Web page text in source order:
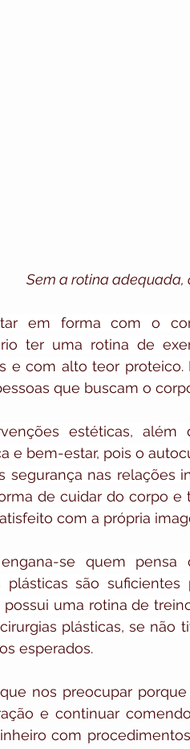
Sem a rotina adequada,
em forma com o
ter uma rotina de
e com alto teor proteico.
que buscam o
estéticas, além
e bem-estar, pois o
segurança nas relações
de cuidar do corpo e
com a própria
engana-se quem
plásticas são
possui uma rotina de
plásticas, se não
esperados.
que nos preocupar
e continuar
com